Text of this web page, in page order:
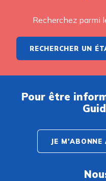
Recherchez parmi
RECHERCHER UN
Pour être
JE